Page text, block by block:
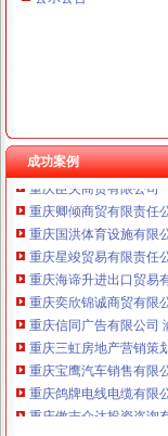
成功案例
重庆鸽牌电线电缆有限
重庆傲志众达投资咨询
重庆臣夫商贸有限公司
重庆卿倾商贸有限责任
重庆国洪体育设施有限
重庆星竣贸易有限责任
重庆海谛升进出口贸易
重庆奕欣锦诚商贸有限
重庆信同广告有限公司
重庆三虹房地产营销策
重庆宝鹰汽车销售有限
重庆鸽牌电线电缆有限
重庆傲志众达投资咨询